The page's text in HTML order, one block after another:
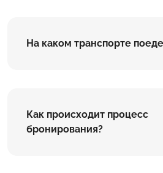
На каком транспорте
Как происходит процесс
бронирования?